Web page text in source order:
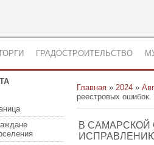
ГРАДОСТРОИТЕЛЬСТВО
Главная » 2024 »
реестровых ошибок.
В САМАРСКОЙ